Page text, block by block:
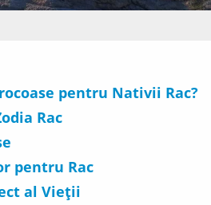
pentru Nativii Rac?
Rac
pentru Rac
al Vieții